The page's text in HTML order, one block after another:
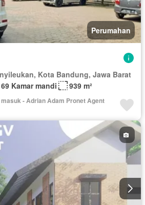
Perumahan
Kota Bandung, Jawa Barat
69 Kamar mandi 939 m²
- Adrian Adam Pronet Agent